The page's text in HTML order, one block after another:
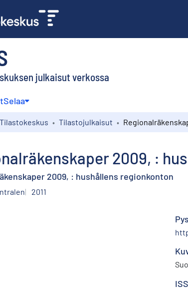
julkaisut verkossa
Selaa
Tilastokeskus Tilastojulkaisut
2009, :
2009, : hushållens regionkonton
2011